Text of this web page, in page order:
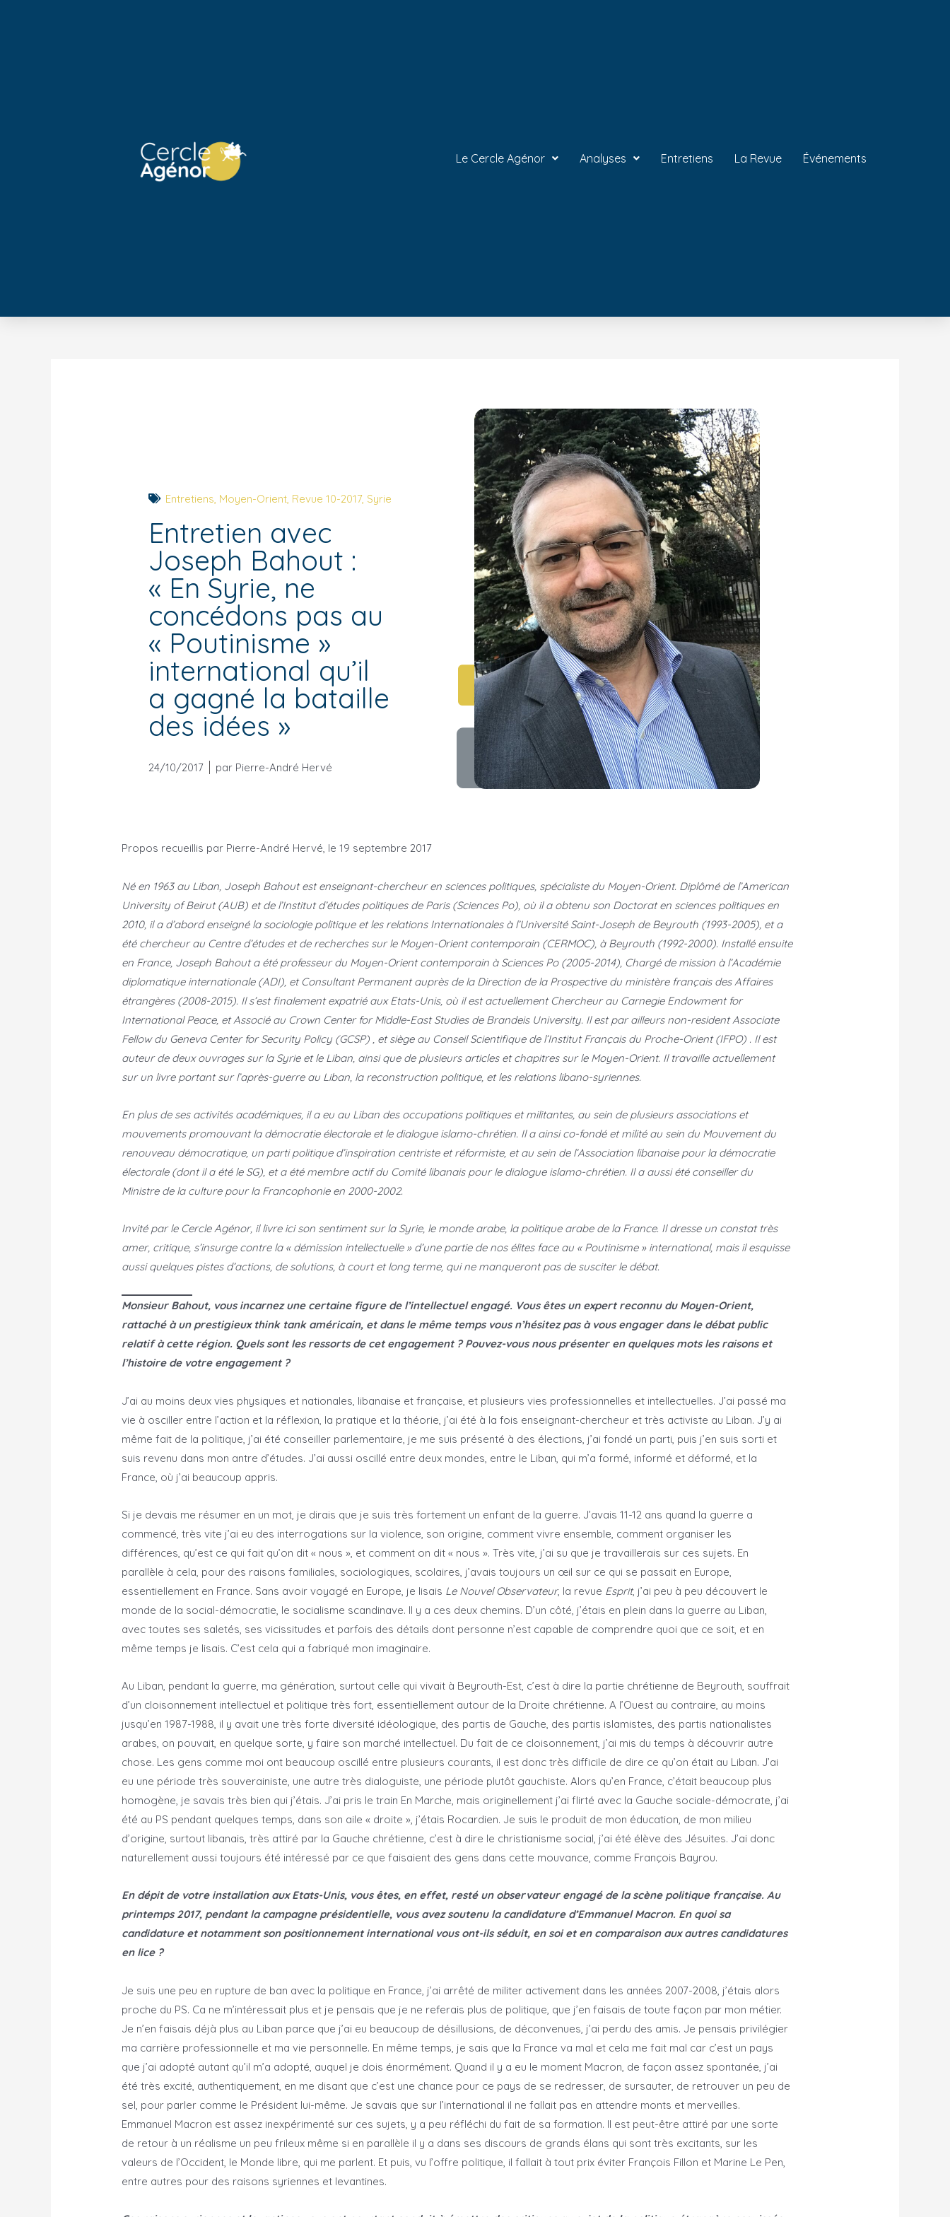
Le Cercle Agénor Analyses Entretiens La Revue Événements
Entretiens Moyen-Orient Revue 10-2017, Syrie
Entretien avec
Joseph Bahout :
« En Syrie, ne
concédons pas au
« Poutinisme »
international qu’il
a gagné la bataille
des idées »
24/10/2017 par Pierre-André Hervé
Propos recueillis par Pierre-André Hervé, le 19 septembre 2017
Né en 1963 au Liban, Joseph Bahout est enseignant-chercheur en sciences politiques, spécialiste du Moyen-Orient. Diplômé de l’American
University of Beirut (AUB) et de l’Institut d’études politiques de Paris (Sciences Po), où il a obtenu son Doctorat en sciences politiques en
2010, il a d’abord enseigné la sociologie politique et les relations Internationales à l’Université Saint-Joseph de Beyrouth (1993-2005), et a
été chercheur au Centre d’études et de recherches sur le Moyen-Orient contemporain (CERMOC), à Beyrouth (1992-2000). Installé ensuite
en France, Joseph Bahout a été professeur du Moyen-Orient contemporain à Sciences Po (2005-2014), Chargé de mission à l’Académie
diplomatique internationale (ADI), et Consultant Permanent auprès de la Direction de la Prospective du ministère français des Affaires
étrangères (2008-2015). Il s’est finalement expatrié aux Etats-Unis, où il est actuellement Chercheur au Carnegie Endowment for
International Peace, et Associé au Crown Center for Middle-East Studies de Brandeis University. Il est par ailleurs non-resident Associate
Fellow du Geneva Center for Security Policy (GCSP) , et siège au Conseil Scientifique de l’Institut Français du Proche-Orient (IFPO) . Il est
auteur de deux ouvrages sur la Syrie et le Liban, ainsi que de plusieurs articles et chapitres sur le Moyen-Orient. Il travaille actuellement
sur un livre portant sur l’après-guerre au Liban, la reconstruction politique, et les relations libano-syriennes.
En plus de ses activités académiques, il a eu au Liban des occupations politiques et militantes, au sein de plusieurs associations et
mouvements promouvant la démocratie électorale et le dialogue islamo-chrétien. Il a ainsi co-fondé et milité au sein du Mouvement du
renouveau démocratique, un parti politique d’inspiration centriste et réformiste, et au sein de l’Association libanaise pour la démocratie
électorale (dont il a été le SG), et a été membre actif du Comité libanais pour le dialogue islamo-chrétien. Il a aussi été conseiller du
Ministre de la culture pour la Francophonie en 2000-2002.
Invité par le Cercle Agénor, il livre ici son sentiment sur la Syrie, le monde arabe, la politique arabe de la France. Il dresse un constat très
amer, critique, s’insurge contre la « démission intellectuelle » d’une partie de nos élites face au « Poutinisme » international, mais il esquisse
aussi quelques pistes d’actions, de solutions, à court et long terme, qui ne manqueront pas de susciter le débat.
Monsieur Bahout, vous incarnez une certaine figure de l’intellectuel engagé. Vous êtes un expert reconnu du Moyen-Orient,
rattaché à un prestigieux think tank américain, et dans le même temps vous n’hésitez pas à vous engager dans le débat public
relatif à cette région. Quels sont les ressorts de cet engagement ? Pouvez-vous nous présenter en quelques mots les raisons et
l’histoire de votre engagement ?
J’ai au moins deux vies physiques et nationales, libanaise et française, et plusieurs vies professionnelles et intellectuelles. J’ai passé ma
vie à osciller entre l’action et la réflexion, la pratique et la théorie, j’ai été à la fois enseignant-chercheur et très activiste au Liban. J’y ai
même fait de la politique, j’ai été conseiller parlementaire, je me suis présenté à des élections, j’ai fondé un parti, puis j’en suis sorti et
suis revenu dans mon antre d’études. J’ai aussi oscillé entre deux mondes, entre le Liban, qui m’a formé, informé et déformé, et la
France, où j’ai beaucoup appris.
Si je devais me résumer en un mot, je dirais que je suis très fortement un enfant de la guerre. J’avais 11-12 ans quand la guerre a
commencé, très vite j’ai eu des interrogations sur la violence, son origine, comment vivre ensemble, comment organiser les
différences, qu’est ce qui fait qu’on dit « nous », et comment on dit « nous ». Très vite, j’ai su que je travaillerais sur ces sujets. En
parallèle à cela, pour des raisons familiales, sociologiques, scolaires, j’avais toujours un œil sur ce qui se passait en Europe,
essentiellement en France. Sans avoir voyagé en Europe, je lisais Le Nouvel Observateur, la revue Esprit, j’ai peu à peu découvert le
monde de la social-démocratie, le socialisme scandinave. Il y a ces deux chemins. D’un côté, j’étais en plein dans la guerre au Liban,
avec toutes ses saletés, ses vicissitudes et parfois des détails dont personne n’est capable de comprendre quoi que ce soit, et en
même temps je lisais. C’est cela qui a fabriqué mon imaginaire.
Au Liban, pendant la guerre, ma génération, surtout celle qui vivait à Beyrouth-Est, c’est à dire la partie chrétienne de Beyrouth, souffrait
d’un cloisonnement intellectuel et politique très fort, essentiellement autour de la Droite chrétienne. A l’Ouest au contraire, au moins
jusqu’en 1987-1988, il y avait une très forte diversité idéologique, des partis de Gauche, des partis islamistes, des partis nationalistes
arabes, on pouvait, en quelque sorte, y faire son marché intellectuel. Du fait de ce cloisonnement, j’ai mis du temps à découvrir autre
chose. Les gens comme moi ont beaucoup oscillé entre plusieurs courants, il est donc très difficile de dire ce qu’on était au Liban. J’ai
eu une période très souverainiste, une autre très dialoguiste, une période plutôt gauchiste. Alors qu’en France, c’était beaucoup plus
homogène, je savais très bien qui j’étais. J’ai pris le train En Marche, mais originellement j’ai flirté avec la Gauche sociale-démocrate, j’ai
été au PS pendant quelques temps, dans son aile « droite », j’étais Rocardien. Je suis le produit de mon éducation, de mon milieu
d’origine, surtout libanais, très attiré par la Gauche chrétienne, c’est à dire le christianisme social, j’ai été élève des Jésuites. J’ai donc
naturellement aussi toujours été intéressé par ce que faisaient des gens dans cette mouvance, comme François Bayrou.
En dépit de votre installation aux Etats-Unis, vous êtes, en effet, resté un observateur engagé de la scène politique française. Au
printemps 2017, pendant la campagne présidentielle, vous avez soutenu la candidature d’Emmanuel Macron. En quoi sa
candidature et notamment son positionnement international vous ont-ils séduit, en soi et en comparaison aux autres candidatures
en lice ?
Je suis une peu en rupture de ban avec la politique en France, j’ai arrêté de militer activement dans les années 2007-2008, j’étais alors
proche du PS. Ca ne m’intéressait plus et je pensais que je ne referais plus de politique, que j’en faisais de toute façon par mon métier.
Je n’en faisais déjà plus au Liban parce que j’ai eu beaucoup de désillusions, de déconvenues, j’ai perdu des amis. Je pensais privilégier
ma carrière professionnelle et ma vie personnelle. En même temps, je sais que la France va mal et cela me fait mal car c’est un pays
que j’ai adopté autant qu’il m’a adopté, auquel je dois énormément. Quand il y a eu le moment Macron, de façon assez spontanée, j’ai
été très excité, authentiquement, en me disant que c’est une chance pour ce pays de se redresser, de sursauter, de retrouver un peu de
sel, pour parler comme le Président lui-même. Je savais que sur l’international il ne fallait pas en attendre monts et merveilles.
Emmanuel Macron est assez inexpérimenté sur ces sujets, y a peu réfléchi du fait de sa formation. Il est peut-être attiré par une sorte
de retour à un réalisme un peu frileux même si en parallèle il y a dans ses discours de grands élans qui sont très excitants, sur les
valeurs de l’Occident, le Monde libre, qui me parlent. Et puis, vu l’offre politique, il fallait à tout prix éviter François Fillon et Marine Le Pen,
entre autres pour des raisons syriennes et levantines.